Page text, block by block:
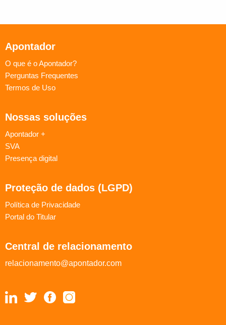
Apontador
O que é o Apontador?
Perguntas Frequentes
Termos de Uso
Nossas soluções
Apontador +
SVA
Presença digital
Proteção de dados (LGPD)
Política de Privacidade
Portal do Titular
Central de relacionamento
relacionamento@apontador.com